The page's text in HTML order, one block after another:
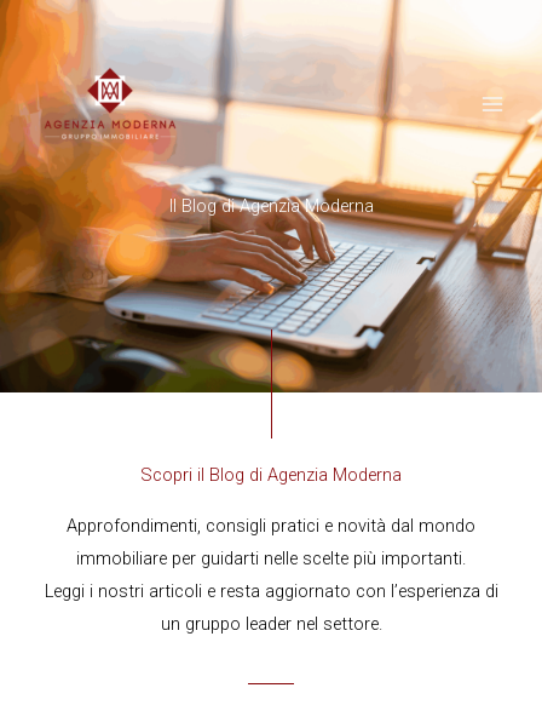
Vai
al
contenuto
Il Blog di Agenzia Moderna
Scopri il Blog di Agenzia Moderna
Approfondimenti, consigli pratici e novità dal mondo
immobiliare per guidarti nelle scelte più importanti.
Leggi i nostri articoli e resta aggiornato con l’esperienza di
un gruppo leader nel settore.